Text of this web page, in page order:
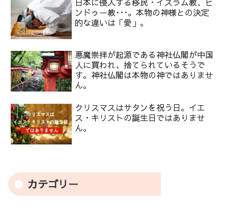
ンドゥー教･･･。本物の神様との決定
的な違いは「愛」。
悪魔崇拝が起源である神社仏閣が中国
人に買われ、捨てられているそうで
す。神社仏閣は本物の神ではありませ
ん。
クリスマスはサタンを祝う日。イエ
ス・キリストの誕生日ではありませ
ん。
カテゴリー